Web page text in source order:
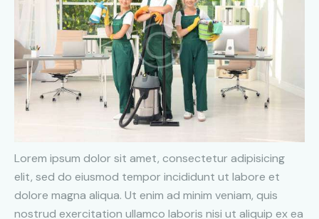
Lorem ipsum dolor sit amet, consectetur adipisicing
elit, sed do eiusmod tempor incididunt ut labore et
dolore magna aliqua. Ut enim ad minim veniam, quis
nostrud exercitation ullamco laboris nisi ut aliquip ex ea